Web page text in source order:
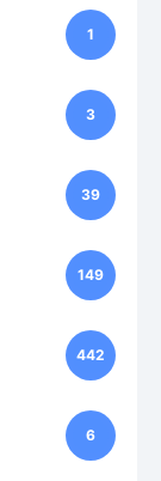
1
3
39
149
442
6